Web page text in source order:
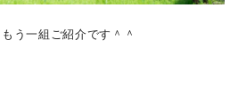
う一組ご紹介です＾＾